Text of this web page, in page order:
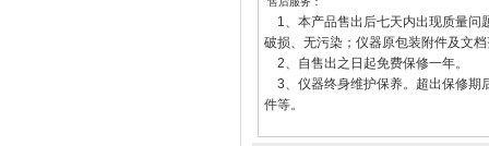
1、本产品售出后七天内出现质量问
破损、无污染；仪器原包装附件及文
2、自售出之日起免费保修一年。
3、仪器终身维护保养。超出保修期
件等。